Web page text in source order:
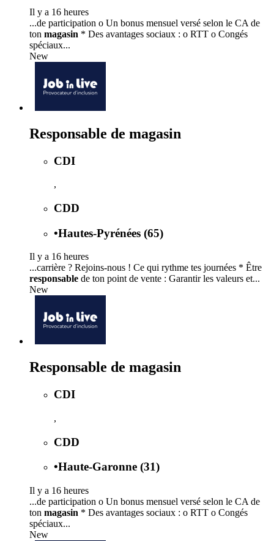
Il y a 16 heures
...de participation o Un bonus mensuel versé selon le CA de
ton magasin * Des avantages sociaux : o RTT o Congés
spéciaux...
New
Responsable de magasin
CDI
,
CDD
•Hautes-Pyrénées (65)
Il y a 16 heures
...carrière ? Rejoins-nous ! Ce qui rythme tes journées * Être
responsable de ton point de vente : Garantir les valeurs et...
New
Responsable de magasin
CDI
,
CDD
•Haute-Garonne (31)
Il y a 16 heures
...de participation o Un bonus mensuel versé selon le CA de
ton magasin * Des avantages sociaux : o RTT o Congés
spéciaux...
New